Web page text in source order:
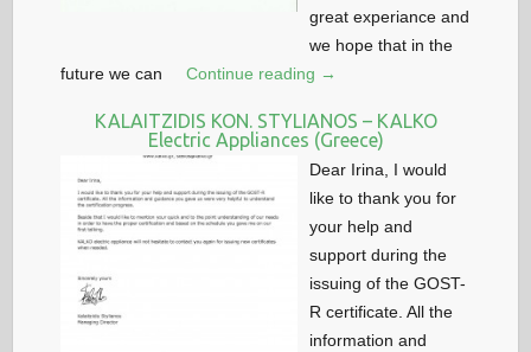
great experiance and
we hope that in the
future we can
Continue reading →
KALAITZIDIS KON. STYLIANOS – KALKO
Electric Appliances (Greece)
Dear Irina, I would
like to thank you for
your help and
support during the
issuing of the GOST-
R certificate. All the
information and